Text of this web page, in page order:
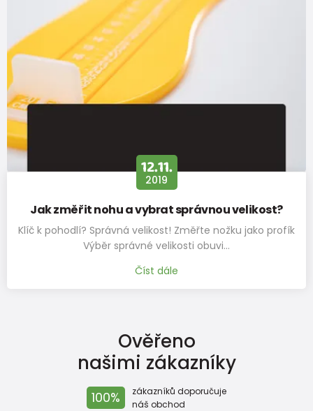
mm
225 231 237 243 249
12.11.
2019
Jak změřit nohu a vybrat správnou velikost?
Klíč k pohodlí? Správná velikost! Změřte nožku jako profík
Výběr správné velikosti obuvi…
Číst dále
Ověřeno
našimi zákazníky
100%
zákazníků doporučuje
náš obchod